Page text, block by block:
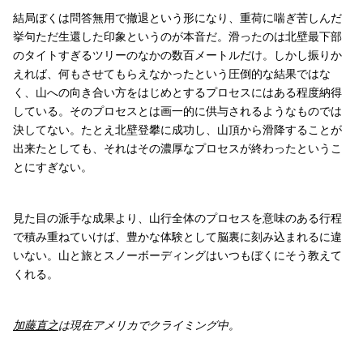
結局ぼくは問答無用で撤退という形になり、重荷に喘ぎ苦しんだ
挙句ただ生還した印象というのが本音だ。滑ったのは北壁最下部
のタイトすぎるツリーのなかの数百メートルだけ。しかし振りか
えれば、何もさせてもらえなかったという圧倒的な結果ではな
く、山への向き合い方をはじめとするプロセスにはある程度納得
している。そのプロセスとは画一的に供与されるようなものでは
決してない。たとえ北壁登攀に成功し、山頂から滑降することが
出来たとしても、それはその濃厚なプロセスが終わったというこ
とにすぎない。
見た目の派手な成果より、山行全体のプロセスを意味のある行程
で積み重ねていけば、豊かな体験として脳裏に刻み込まれるに違
いない。山と旅とスノーボーディングはいつもぼくにそう教えて
くれる。
加藤直之は現在アメリカでクライミング中。